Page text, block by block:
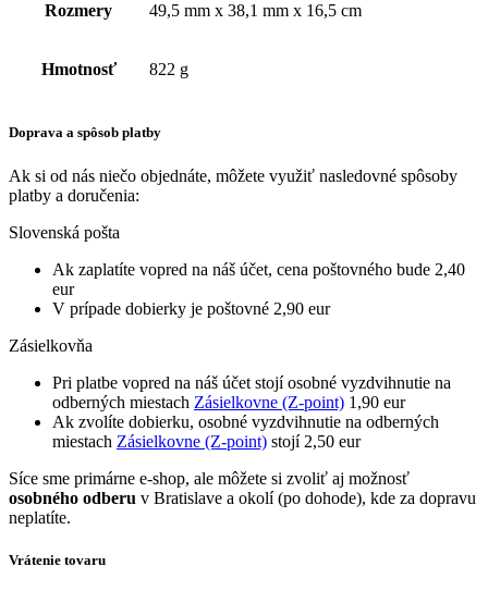
Rozmery 49,5 mm x 38,1 mm x 16,5 cm
Hmotnosť 822 g
Doprava a spôsob platby
Ak si od nás niečo objednáte, môžete využiť nasledovné spôsoby
platby a doručenia:
Slovenská pošta
Ak zaplatíte vopred na náš účet, cena poštovného bude 2,40
eur
V prípade dobierky je poštovné 2,90 eur
Zásielkovňa
Pri platbe vopred na náš účet stojí osobné vyzdvihnutie na
odberných miestach Zásielkovne (Z-point) 1,90 eur
Ak zvolíte dobierku, osobné vyzdvihnutie na odberných
miestach Zásielkovne (Z-point) stojí 2,50 eur
Síce sme primárne e-shop, ale môžete si zvoliť aj možnosť
osobného odberu v Bratislave a okolí (po dohode), kde za dopravu
neplatíte.
Vrátenie tovaru